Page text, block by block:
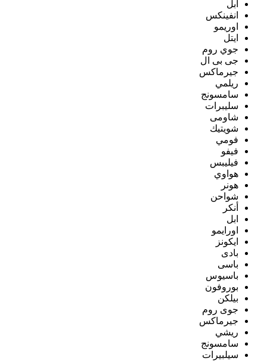
ابل
انفينكس
اوريمو
ايتل
جوي روم
جى بى ال
جيرماكس
ريلمي
سامسونج
سليبرات
شاومى
شويتيك
فومي
فيفو
فيليبس
هواوي
هونر
شواحن
أنكر
ابل
اورايمو
ايكونز
بادى
باسى
باسيوس
بوروفون
بيلكن
جوى روم
جيرماكس
ريشي
سامسونج
سيلبيرات